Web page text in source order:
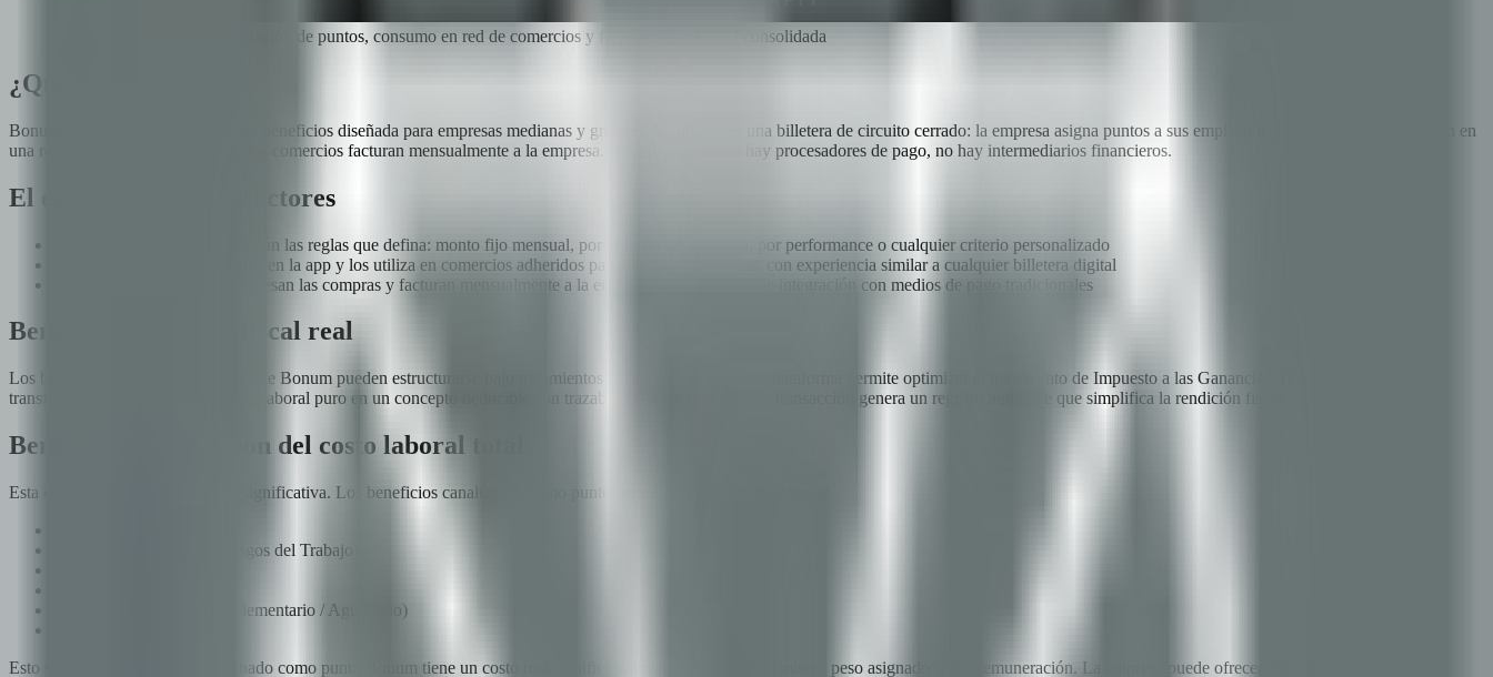
Bonum para empresas: asignación de puntos, consumo en red de comercios y facturación mensual consolidada
¿Qué es Bonum?
Bonum es una plataforma digital de beneficios diseñada para empresas medianas y grandes. Su núcleo es una billetera de circuito cerrado: la empresa asigna puntos a sus empleados, los empleados los utilizan en
una red de comercios adheridos y los comercios facturan mensualmente a la empresa. No hay tarjetas, no hay procesadores de pago, no hay intermediarios financieros.
El ecosistema de tres actores
La empresa asigna puntos según las reglas que defina: monto fijo mensual, por antigüedad, por área, por performance o cualquier criterio personalizado
El empleado recibe los puntos en la app y los utiliza en comercios adheridos pagando con QR o alias, con experiencia similar a cualquier billetera digital
Los comercios adheridos procesan las compras y facturan mensualmente a la empresa, sin necesidad de integración con medios de pago tradicionales
Beneficio 1: Ahorro fiscal real
Los beneficios canalizados a través de Bonum pueden estructurarse bajo tratamientos fiscales favorables. La plataforma permite optimizar el tratamiento de Impuesto a las Ganancias, IVA e Ingresos Brutos,
transformando lo que sería un gasto laboral puro en un concepto deducible con trazabilidad automática. Cada transacción genera un registro auditable que simplifica la rendición fiscal.
Beneficio 2: Reducción del costo laboral total
Esta es la ventaja estructural más significativa. Los beneficios canalizados como puntos no remunerativos no generan:
ART (Aseguradora de Riesgos del Trabajo)
SAC (Sueldo Anual Complementario / Aguinaldo)
Esto significa que cada peso asignado como punto Bonum tiene un costo real significativamente menor que el mismo peso asignado como remuneración. La empresa puede ofrecer más valor percibido al